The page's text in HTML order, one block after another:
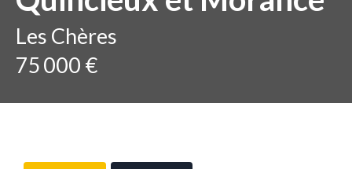
Les Chères
75 000 €